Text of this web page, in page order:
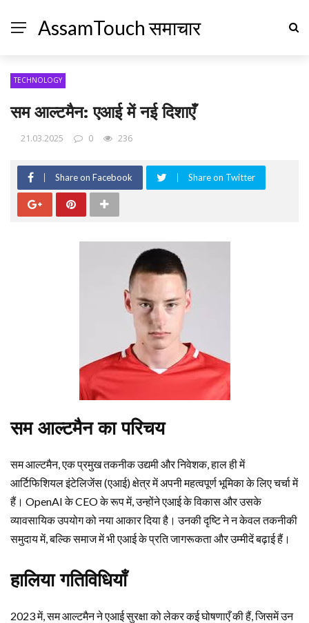
AssamTouch समाचार
TECHNOLOGY
सम आल्टमैन: एआई में नई दिशाएँ
21.03.2025 0 236
Share on Facebook Share on Twitter
सम आल्टमैन का परिचय
सम आल्टमैन, एक प्रमुख तकनीक उद्यमी और निवेशक, हाल ही में
आर्टिफिशियल इंटेलिजेंस (एआई) क्षेत्र में अपनी महत्वपूर्ण भूमिका के लिए चर्चा में
हैं। OpenAI के CEO के रूप में, उन्होंने एआई के विकास और उसके
व्यावसायिक उपयोग को नया आकार दिया है। उनकी दृष्टि ने न केवल तकनीकी
समुदाय में, बल्कि समाज में भी एआई के प्रति जागरूकता और उम्मीदें बढ़ाई हैं।
हालिया गतिविधियाँ
2023 में, सम आल्टमैन ने एआई सुरक्षा को लेकर कई घोषणाएँ की हैं, जिसमें उन